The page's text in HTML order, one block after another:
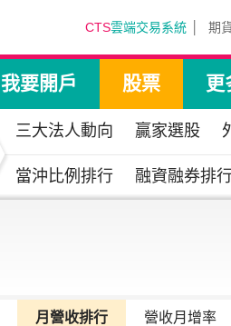
CTS雲端交易系統 期
我要開戶 股票 更
三大法人動向 贏家選股
當沖比例排行 融資融券排
月營收排行 營收月增率